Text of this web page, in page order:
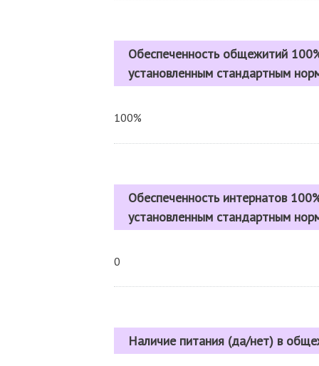
Обеспеченность общежитий
установленным стандартным
100%
Обеспеченность интернатов
установленным стандартным
0
Наличие питания (да/нет) в